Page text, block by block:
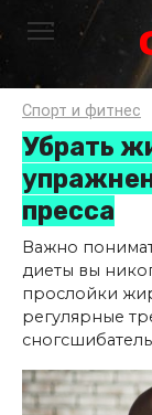
Перейти
к
Спорт и фитнес
Убрать
пресса
Важно
диеты вы
прослойки
регулярные